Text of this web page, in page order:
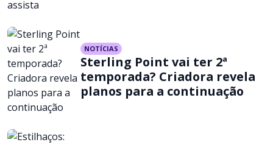
NOTÍCIAS
Sterling Point vai ter 2ª
temporada? Criadora revela
planos para a continuação